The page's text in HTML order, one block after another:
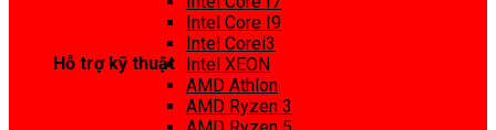
Hỗ trợ kỹ thuật
Intel Core I9
Intel Corei3
Intel XEON
AMD Athlon
AMD Ryzen 3